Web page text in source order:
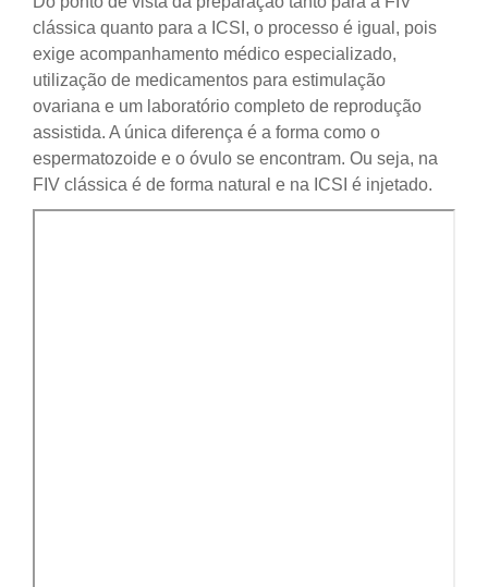
clássica quanto para a ICSI, o processo é igual, pois
exige acompanhamento médico especializado,
utilização de medicamentos para estimulação
ovariana e um laboratório completo de reprodução
assistida. A única diferença é a forma como o
espermatozoide e o óvulo se encontram. Ou seja, na
FIV clássica é de forma natural e na ICSI é injetado.